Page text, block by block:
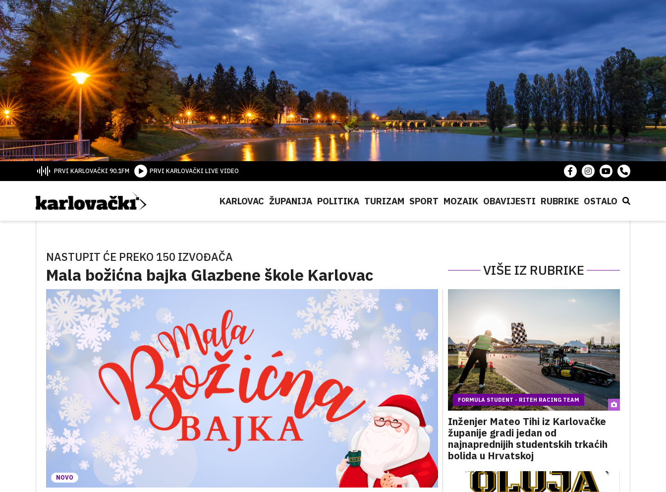
PRVI KARLOVAČKI 90.1FM PRVI KARLOVAČKI LIVE VIDEO
KARLOVAC ŽUPANIJA POLITIKA TURIZAM SPORT MOZAIK OBAVIJESTI RUBRIKE OSTALO
NASTUPIT ĆE PREKO 150 IZVOĐAČA
Mala božićna bajka Glazbene škole Karlovac VIŠE IZ RUBRIKE
NOVO
FORMULA STUDENT - RITEH RACING TEAM
Inženjer Mateo Tihi iz Karlovačke
županije gradi jedan od
najnaprednijih studentskih trkaćih
bolida u Hrvatskoj